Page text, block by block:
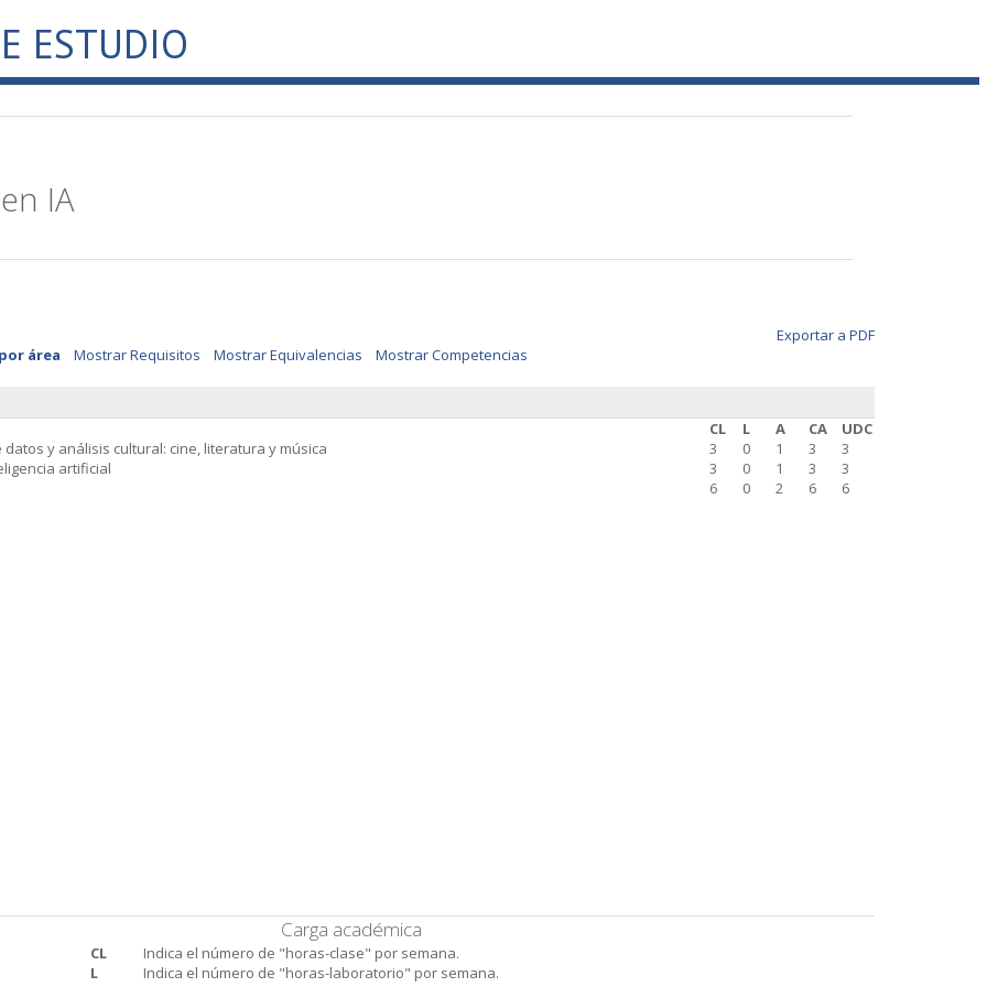
ESTUDIO
IA
Exportar a PDF
área Mostrar Requisitos Mostrar Equivalencias Mostrar Competencias
CL L A CA
UDC
datos y análisis cultural: cine, literatura y música 3 0 1 3
3
artificial 3 0 1 3
3
6
0 2 6 6
Carga académica
CL
Indica el número de "horas-clase" por semana.
L
Indica el número de "horas-laboratorio" por semana.